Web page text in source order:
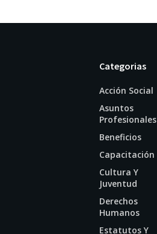
Categorias
Acción Social
Asuntos
Profesionales
Beneficios
Capacitación
Cultura Y
Juventud
Derechos
Humanos
Estatutos Y